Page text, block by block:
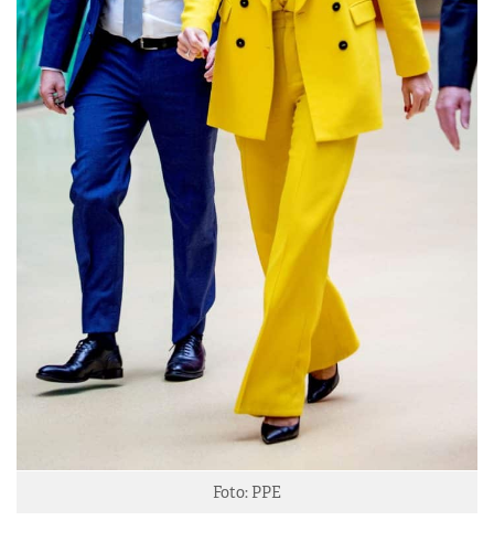
Foto: PPE